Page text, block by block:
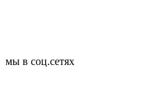
мы в соц.сетях